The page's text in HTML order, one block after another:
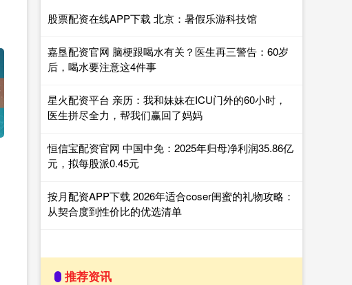
股票配资在线APP下载 北京：暑假乐游科技馆
嘉垦配资官网 脑梗跟喝水有关？医生再三警告：60岁
后，喝水要注意这4件事
星火配资平台 亲历：我和妹妹在ICU门外的60小时，
医生拼尽全力，帮我们赢回了妈妈
恒信宝配资官网 中国中免：2025年归母净利润35.86亿
元，拟每股派0.45元
按月配资APP下载 2026年适合coser闺蜜的礼物攻略：
从契合度到性价比的优选清单
推荐资讯